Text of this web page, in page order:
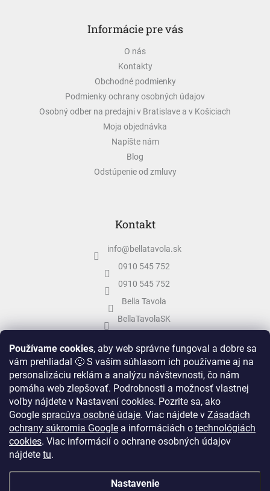
Používame cookies, aby web správne fungoval a dobre sa
vám prehliadal 🙂 S vaším súhlasom ich používame aj na
personalizáciu reklám a analýzu návštevnosti, čo nám
pomáha web zlepšovať. Podrobnosti a možnosť vlastnej
voľby nájdete v Nastavení cookies. Pozrite sa, ako
Google spracúva osobné údaje. Viac nájdete v Zásadách
ochrany súkromia Google a informáciách o technológiách
cookies. Viac informácií o ochrane osobných údajov
nájdete tu.
Nastavenie
Informácie pre vás
O nás
Kontakty
Obchodné podmienky
Podmienky ochrany osobných údajov
Osobný odber na predajni v Bratislave a v Košiciach
Moja objednávka
Napíšte nám
Blog
Odstúpenie od zmluvy
Kontakt
info@bellatavola.sk
0910 545 752
0910 545 752
Bella Tavola
BellaTavolaSK
Vytvoril Shoptet &